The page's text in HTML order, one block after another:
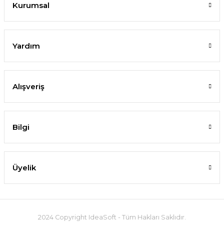
Kurumsal
Yardım
Alışveriş
Bilgi
Üyelik
2024 Copyright IdeaSoft - Tüm Hakları Saklıdır.